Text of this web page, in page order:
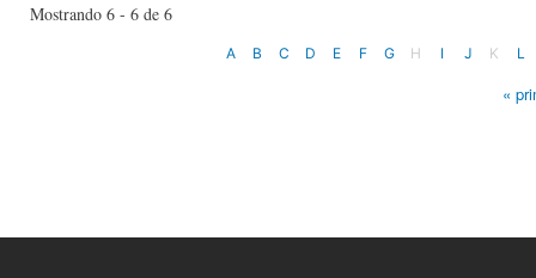
Mostrando 6 - 6 de 6
A B C D E F G H I J K L
«